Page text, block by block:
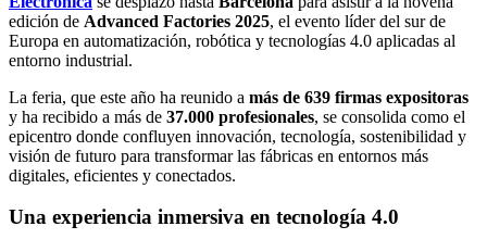
edición de Advanced Factories 2025, el evento líder del sur de
Europa en automatización, robótica y tecnologías 4.0 aplicadas al
entorno industrial.
La feria, que este año ha reunido a más de 639 firmas expositoras
y ha recibido a más de 37.000 profesionales, se consolida como el
epicentro donde confluyen innovación, tecnología, sostenibilidad y
visión de futuro para transformar las fábricas en entornos más
digitales, eficientes y conectados.
Una experiencia inmersiva en tecnología 4.0